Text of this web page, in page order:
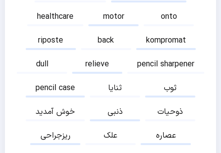
healthcare
motor
onto
riposte
back
kompromat
dull
relieve
pencil sharpener
pencil case
ثنایا
ثوب
خوش آمدید
ذنبی
ذوحیات
ریزجراحی
علک
عصاره